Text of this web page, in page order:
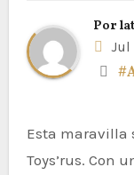
Por
Jul
Esta maravilla se encuentra disponible en los
Toys’rus. Con